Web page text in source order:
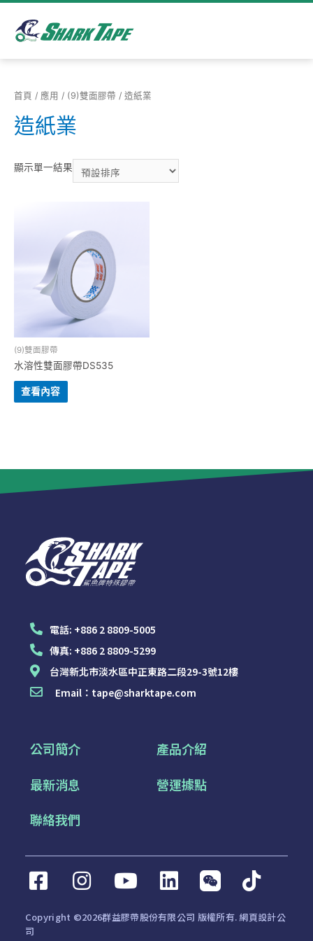
首頁 / 應用 / (9)雙面膠帶 / 造紙業
造紙業
顯示單一結果
(9)雙面膠帶
水溶性雙面膠帶DS535
查看內容
電話: +886 2 8809-5005
傳真: +886 2 8809-5299
台灣新北市淡水區中正東路二段29-3號12樓
Email： tape@sharktape.com
公司簡介
產品介紹
最新消息
營運據點
聯絡我們
Copyright ©2026群益膠帶股份有限公司 版權所有. 網頁設計公
司